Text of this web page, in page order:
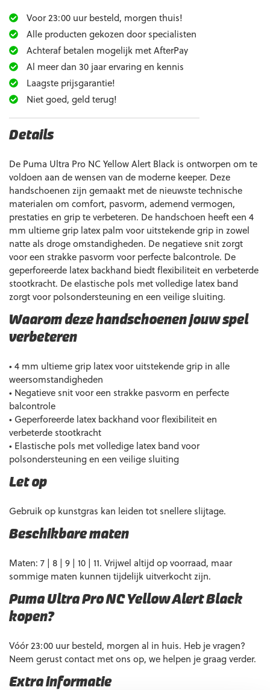
Voor 23:00 uur besteld, morgen thuis!
Alle producten gekozen door specialisten
Achteraf betalen mogelijk met AfterPay
Al meer dan 30 jaar ervaring en kennis
Laagste prijsgarantie!
Niet goed, geld terug!
Extra informatie
Details
De Puma Ultra Pro NC Yellow Alert Black is ontworpen om te
voldoen aan de wensen van de moderne keeper. Deze
handschoenen zijn gemaakt met de nieuwste technische
materialen om comfort, pasvorm, ademend vermogen,
prestaties en grip te verbeteren. De handschoen heeft een 4
mm ultieme grip latex palm voor uitstekende grip in zowel
natte als droge omstandigheden. De negatieve snit zorgt
voor een strakke pasvorm voor perfecte balcontrole. De
geperforeerde latex backhand biedt flexibiliteit en verbeterde
stootkracht. De elastische pols met volledige latex band
zorgt voor polsondersteuning en een veilige sluiting.
Waarom deze handschoenen jouw spel
verbeteren
• 4 mm ultieme grip latex voor uitstekende grip in alle
weersomstandigheden
• Negatieve snit voor een strakke pasvorm en perfecte
balcontrole
• Geperforeerde latex backhand voor flexibiliteit en
verbeterde stootkracht
• Elastische pols met volledige latex band voor
polsondersteuning en een veilige sluiting
Let op
Gebruik op kunstgras kan leiden tot snellere slijtage.
Beschikbare maten
Maten: 7 | 8 | 9 | 10 | 11. Vrijwel altijd op voorraad, maar
sommige maten kunnen tijdelijk uitverkocht zijn.
Puma Ultra Pro NC Yellow Alert Black
kopen?
Vóór 23:00 uur besteld, morgen al in huis. Heb je vragen?
Neem gerust contact met ons op, we helpen je graag verder.